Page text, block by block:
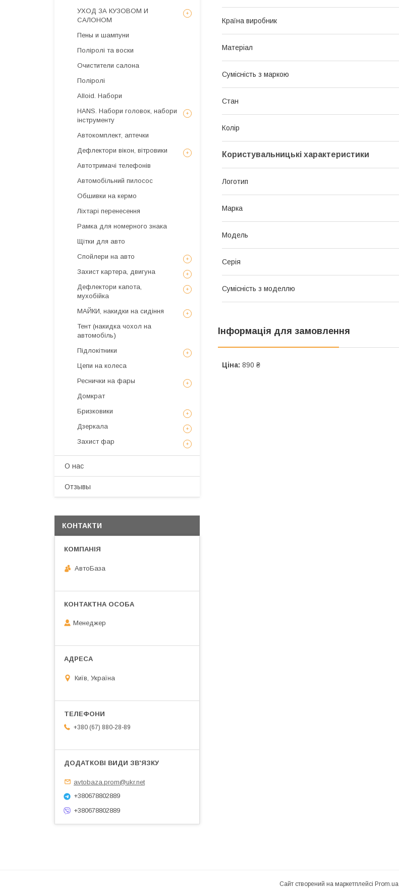
Країна виробник
Матеріал
Сумісність з маркою
Стан
Колір
Користувальницькі характеристики
Логотип
Марка
Мoдель
Серія
Сумісність з моделлю
Інформація для замовлення
Ціна: 890 ₴
УХОД ЗА КУЗОВОМ И
САЛОНОМ
Пены и шампуни
Поліролі та воски
Очистители салона
Поліролі
Alloid. Набори
HANS. Набори головок, набори
інструменту
Автокомплект, аптечки
Дефлектори вікон, вітровики
Автотримачі телефонів
Автомобільний пилосос
Обшивки на кермо
Ліхтарі перенесення
Рамка для номерного знака
Щітки для авто
Спойлери на авто
Захист картера, двигуна
Дефлектори капота,
мухобійка
МАЙКИ, накидки на сидіння
Тент (накидка чохол на
автомобіль)
Підлокітники
Цепи на колеса
Реснички на фары
Домкрат
Бризковики
Дзеркала
Захист фар
О нас
Отзывы
КОНТАКТИ
АвтоБаза
Менеджер
Київ, Україна
+380 (67) 880-28-89
avtobaza.prom@ukr.net
+380678802889
+380678802889
Сайт створений на маркетплейсі Prom.ua